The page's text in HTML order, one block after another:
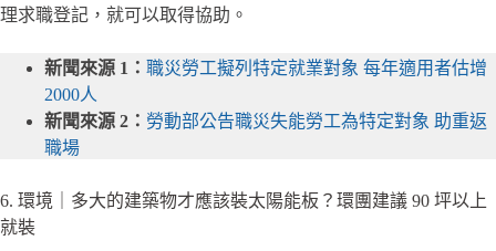
理求職登記，就可以取得協助。
新聞來源 1： 職災勞工擬列特定就業對象 每年適用者估增
2000人
新聞來源 2： 勞動部公告職災失能勞工為特定對象 助重返
職場
6. 環境｜多大的建築物才應該裝太陽能板？環團建議 90 坪以上
就裝